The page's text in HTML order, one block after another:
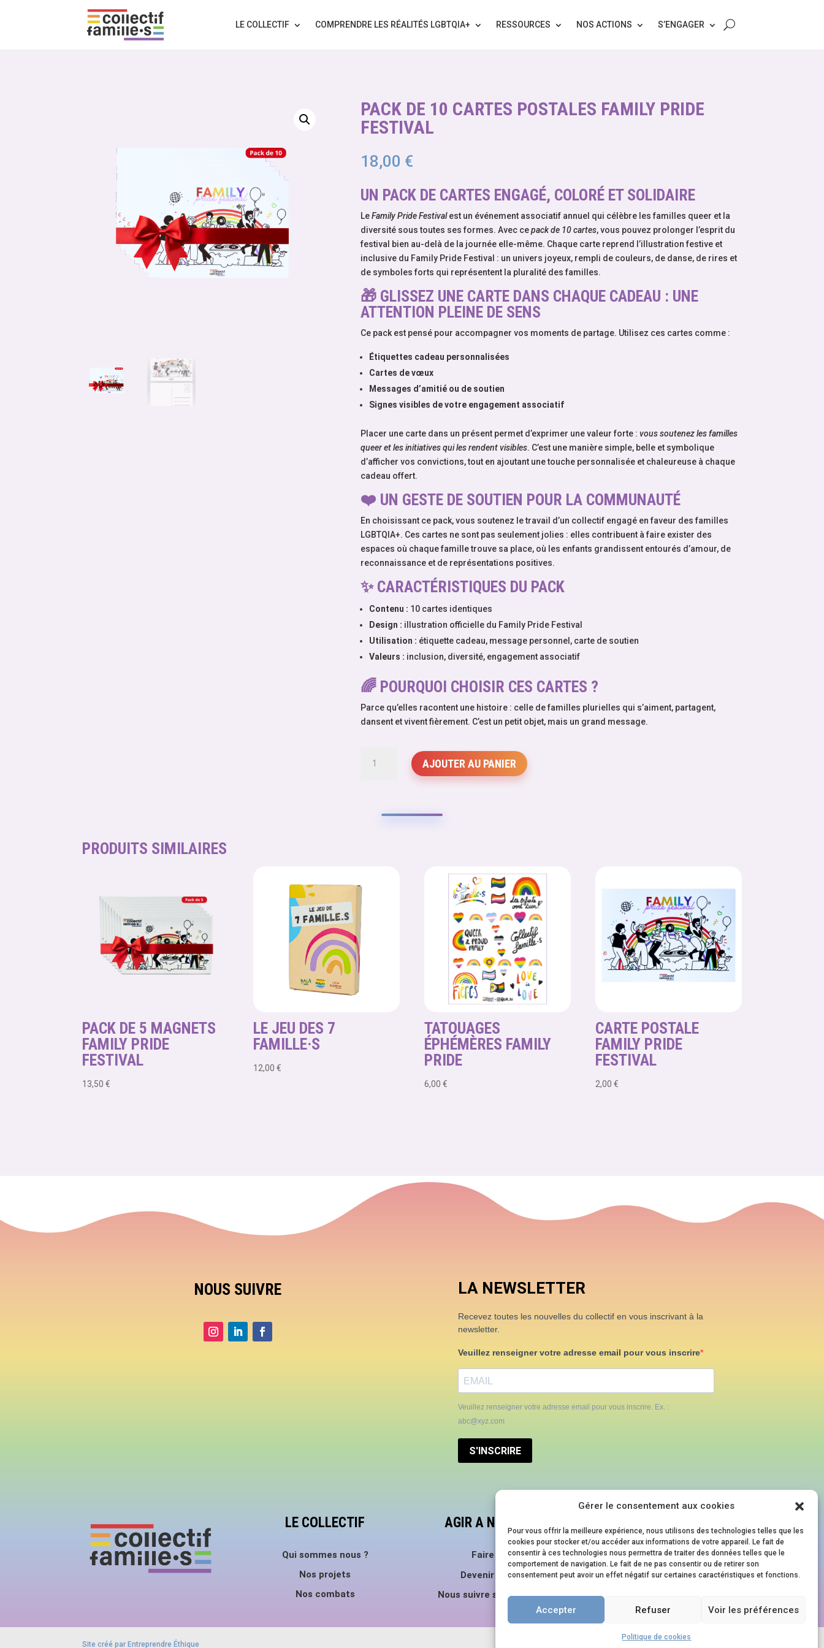
Gérer le consentement aux cookies
Pour vous offrir la meilleure expérience, nous utilisons des technologies telles que les
cookies pour stocker et/ou accéder aux informations de votre appareil. Le fait de
consentir à ces technologies nous permettra de traiter des données telles que le
comportement de navigation. Le fait de ne pas consentir ou de retirer son
consentement peut avoir un effet négatif sur certaines caractéristiques et fonctions.
Accepter Refuser Voir les préférences
Politique de cookies
LE COLLECTIF COMPRENDRE LES RÉALITÉS LGBTQIA+ RESSOURCES NOS ACTIONS S’ENGAGER
PACK DE 10 CARTES POSTALES FAMILY PRIDE
FESTIVAL
18,00 €
UN PACK DE CARTES ENGAGÉ, COLORÉ ET SOLIDAIRE
LeFamily Pride Festivalest un événement associatif annuel qui célèbre les familles queer et la
diversité sous toutes ses formes. Avec cepack de 10 cartes, vous pouvez prolonger l’esprit du
festival bien au-delà de la journée elle-même. Chaque carte reprend l’illustration festive et
inclusive du Family Pride Festival : un univers joyeux, rempli de couleurs, de danse, de rires et
de symboles forts qui représentent la pluralité des familles.
🎁 GLISSEZ UNE CARTE DANS CHAQUE CADEAU : UNE
ATTENTION PLEINE DE SENS
Ce pack est pensé pour accompagner vos moments de partage. Utilisez ces cartes comme :
Étiquettes cadeau personnalisées
Cartes de vœux
Messages d’amitié ou de soutien
Signes visibles de votre engagement associatif
Placer une carte dans un présent permet d’exprimer une valeur forte :vous soutenez les familles
queer et les initiatives qui les rendent visibles. C’est une manière simple, belle et symbolique
d’afficher vos convictions, tout en ajoutant une touche personnalisée et chaleureuse à chaque
cadeau offert.
❤️ UN GESTE DE SOUTIEN POUR LA COMMUNAUTÉ
En choisissant ce pack, vous soutenez le travail d’un collectif engagé en faveur des familles
LGBTQIA+. Ces cartes ne sont pas seulement jolies : elles contribuent à faire exister des
espaces où chaque famille trouve sa place, où les enfants grandissent entourés d’amour, de
reconnaissance et de représentations positives.
✨ CARACTÉRISTIQUES DU PACK
Contenu : 10 cartes identiques
Design : illustration officielle du Family Pride Festival
Utilisation : étiquette cadeau, message personnel, carte de soutien
Valeurs : inclusion, diversité, engagement associatif
🌈 POURQUOI CHOISIR CES CARTES ?
Parce qu’elles racontent une histoire : celle de familles plurielles qui s’aiment, partagent,
dansent et vivent fièrement. C’est un petit objet, mais un grand message.
AJOUTER AU PANIER
PRODUITS SIMILAIRES
PACK DE 5 MAGNETS
FAMILY PRIDE
FESTIVAL
13,50€
LE JEU DES 7
FAMILLE·S
12,00€
TATOUAGES
ÉPHÉMÈRES FAMILY
PRIDE
6,00€
CARTE POSTALE
FAMILY PRIDE
FESTIVAL
2,00€
NOUS SUIVRE LA NEWSLETTER
Recevez toutes les nouvelles du collectif en vous inscrivant à la
newsletter.
Veuillez renseigner votre adresse email pour vous inscrire
Veuillez renseigner votre adresse email pour vous inscrire. Ex. :
abc@xyz.com
S'INSCRIRE
LE COLLECTIF
Qui sommes nous ?
Nos projets
Nos combats
AGIR A NOS CÔTÉS
Faire un don
Devenir bénévole
Nous suivre sur les réseaux
Family Pride Festival
Journée en Famille.s
Site créé par Entreprendre Éthique Mentions Légales